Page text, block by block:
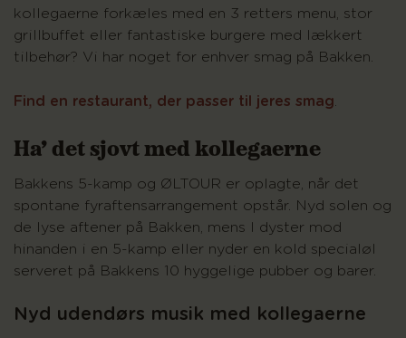
kollegaerne forkæles med en 3 retters menu, stor
grillbuffet eller fantastiske burgere med lækkert
tilbehør? Vi har noget for enhver smag på Bakken.
Find en restaurant, der passer til jeres smag
Ha’ det sjovt med kollegaerne
Bakkens 5-kamp og ØLTOUR er oplagte, når det
spontane fyraftensarrangement opstår. Nyd solen og
de lyse aftener på Bakken, mens I dyster mod
hinanden i en 5-kamp eller nyder en kold specialøl
serveret på Bakkens 10 hyggelige pubber og barer.
Nyd udendørs musik med kollegaerne